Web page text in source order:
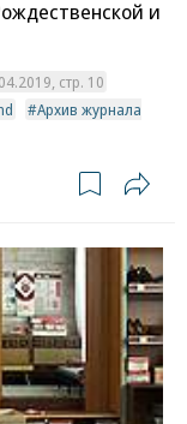
и
стр. 10
Архив журнала